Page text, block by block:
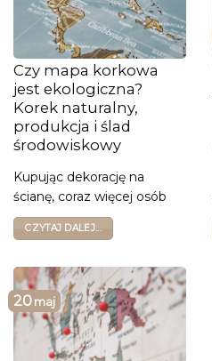
Czy mapa korkowa
jest ekologiczna?
Korek naturalny,
produkcja i ślad
środowiskowy
Kupując dekorację na
ścianę, coraz więcej osób
CZYTAJ DALEJ...
20 maj